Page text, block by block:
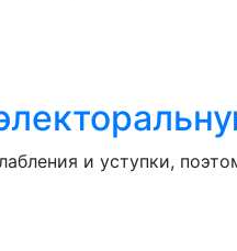
и уступки,